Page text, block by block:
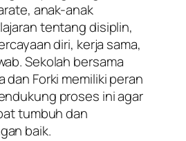
anak-anak
tentang disiplin,
diri, kerja sama,
Sekolah bersama
Forki memiliki peran
proses ini agar
tumbuh dan
baik.